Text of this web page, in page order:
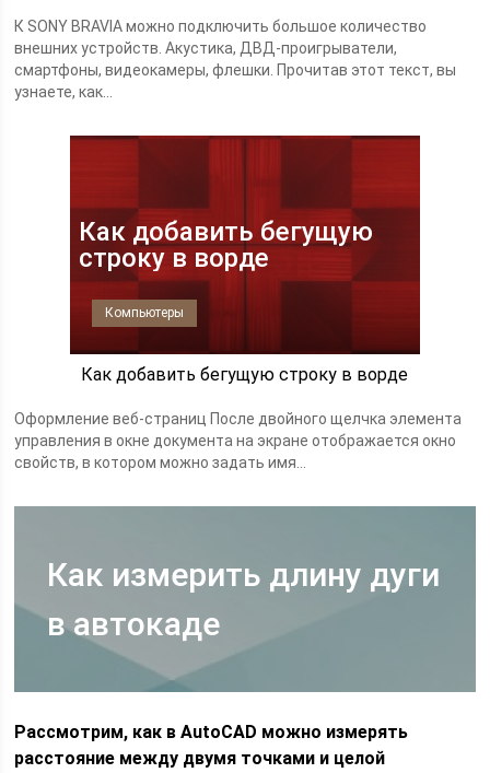
К SONY BRAVIA можно подключить большое количество
внешних устройств. Акустика, ДВД-проигрыватели,
смартфоны, видеокамеры, флешки. Прочитав этот текст, вы
узнаете, как...
Как добавить бегущую
строку в ворде
Компьютеры
Как добавить бегущую строку в ворде
Оформление веб-страниц После двойного щелчка элемента
управления в окне документа на экране отображается окно
свойств, в котором можно задать имя...
Как измерить длину дуги
в автокаде
Рассмотрим, как в AutoCAD можно измерять
расстояние между двумя точками и целой